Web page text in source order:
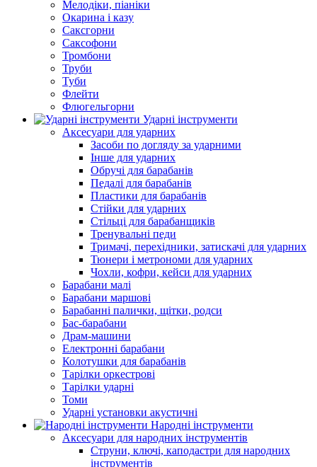
Мелодіки, піаніки
Окарина і казу
Саксгорни
Саксофони
Тромбони
Труби
Туби
Флейти
Флюгельгорни
Ударні інструменти
Аксесуари для ударних
Засоби по догляду за ударними
Інше для ударних
Обручі для барабанів
Педалі для барабанів
Пластики для барабанів
Стійки для ударних
Стільці для барабанщиків
Тренувальні педи
Тримачі, перехідники, затискачі для ударних
Тюнери і метрономи для ударних
Чохли, кофри, кейси для ударних
Барабани малі
Барабани маршові
Барабанні палички, щітки, родси
Бас-барабани
Драм-машини
Електронні барабани
Колотушки для барабанів
Тарілки оркестрові
Тарілки ударні
Томи
Ударні установки акустичні
Народні інструменти
Аксесуари для народних інструментів
Струни, ключі, каподастри для народних
інструментів